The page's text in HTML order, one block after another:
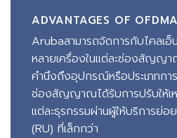
ADVANTAGES OF OFDMA
Arubaสามารถจัดการกับไคลเ
หลายเครื่องในแต่ละช่องสัญญ
คำนึงถึงอุปกรณ์หรือประเภทกา
ช่องสัญญาณได้รับการปรับให้เห
แต่ละธุรกรรมผ่านผู้ให้บริการย่
(RU) ที่เล็กกว่า